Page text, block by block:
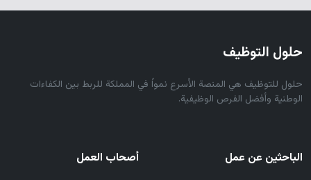
حلول التوظيف
حلول للتوظيف هي المنصة الأسرع نمواً في المملكة للربط بين الكفاءات
الوطنية وأفضل الفرص الوظيفية.
الباحثين عن عمل أصحاب العمل